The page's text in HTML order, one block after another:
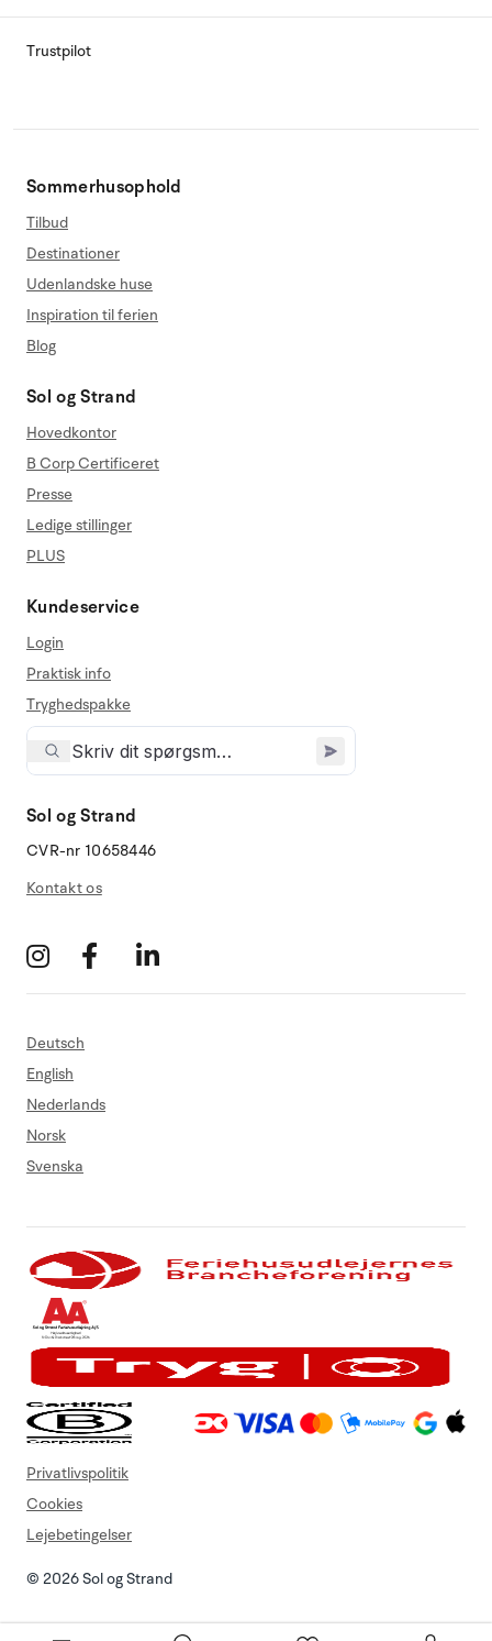
Trustpilot
Sommerhusophold
Tilbud
Destinationer
Udenlandske huse
Inspiration til ferien
Blog
Sol og Strand
Hovedkontor
B Corp Certificeret
Presse
Ledige stillinger
PLUS
Kundeservice
Login
Praktisk info
Tryghedspakke
Sol og Strand
CVR-nr 10658446
Kontakt os
Deutsch
English
Nederlands
Norsk
Svenska
© 2026 Sol og Strand
Privatlivspolitik
Cookies
Lejebetingelser